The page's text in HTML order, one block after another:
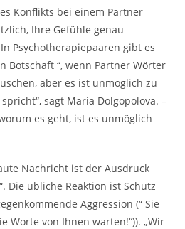
Konflikts bei einem Partner
Ihre Gefühle genau
Psychotherapiepaaren gibt es
Botschaft “, wenn Partner Wörter
aber es ist unmöglich zu
sagt Maria Dolgopolova. –
es geht, ist es unmöglich
Nachricht ist der Ausdruck
Die übliche Reaktion ist Schutz
Aggression (“ Sie
Worte von Ihnen warten!“)). „Wir